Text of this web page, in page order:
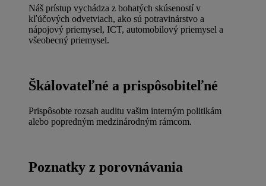
Náš prístup vychádza z bohatých skúseností v
kľúčových odvetviach, ako sú potravinárstvo a
nápojový priemysel, ICT, automobilový priemysel a
všeobecný priemysel.
Škálovateľné a prispôsobiteľné
Prispôsobte rozsah auditu vašim interným politikám
alebo popredným medzinárodným rámcom.
Poznatky z porovnávania